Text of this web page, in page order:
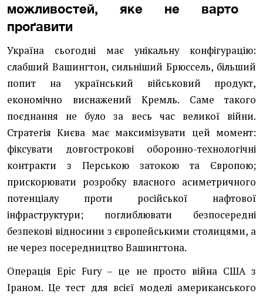
можливостей, яке не варто
проґавити
Україна сьогодні має унікальну конфігурацію:
слабший Вашингтон, сильніший Брюссель, більший
попит на український військовий продукт,
економічно виснажений Кремль. Саме такого
поєднання не було за весь час великої війни.
Стратегія Києва має максимізувати цей момент:
фіксувати довгострокові оборонно-технологічні
контракти з Перською затокою та Європою;
прискорювати розробку власного асиметричного
потенціалу проти російської нафтової
інфраструктури; поглиблювати безпосередні
безпекові відносини з європейськими столицями, а
не через посередництво Вашингтона.
Операція Epic Fury – це не просто війна США з
Іраном. Це тест для всієї моделі американського